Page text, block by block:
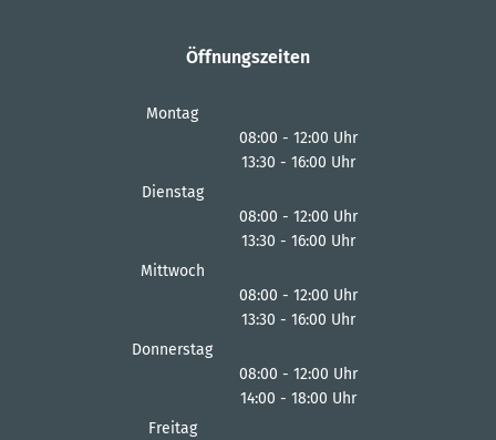
Öffnungszeiten
Montag
08:00 - 12:00 Uhr
Von 08:00 bis 12:00 Uhr
13:30 - 16:00 Uhr
Dienstag
08:00 - 12:00 Uhr
Von 08:00 bis 12:00 Uhr
13:30 - 16:00 Uhr
Mittwoch
08:00 - 12:00 Uhr
Von 08:00 bis 12:00 Uhr
13:30 - 16:00 Uhr
Donnerstag
08:00 - 12:00 Uhr
Von 08:00 bis 12:00 Uhr
14:00 - 18:00 Uhr
Freitag